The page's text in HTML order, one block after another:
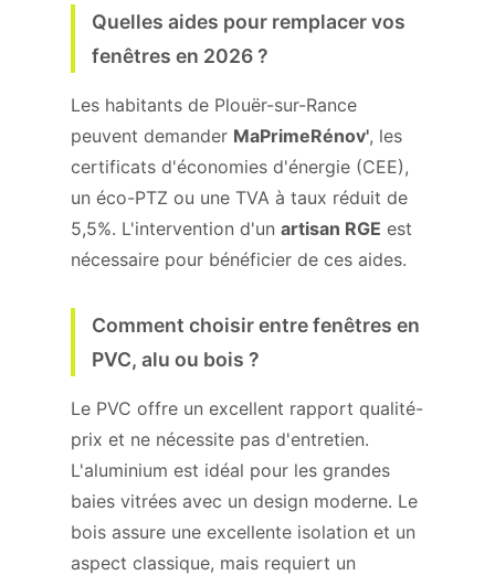
Quelles aides pour remplacer vos
fenêtres en 2026 ?
Les habitants de Plouër-sur-Rance
peuvent demander MaPrimeRénov', les
certificats d'économies d'énergie (CEE),
un éco-PTZ ou une TVA à taux réduit de
5,5%. L'intervention d'un artisan RGE est
nécessaire pour bénéficier de ces aides.
Comment choisir entre fenêtres en
PVC, alu ou bois ?
Le PVC offre un excellent rapport qualité-
prix et ne nécessite pas d'entretien.
L'aluminium est idéal pour les grandes
baies vitrées avec un design moderne. Le
bois assure une excellente isolation et un
aspect classique, mais requiert un